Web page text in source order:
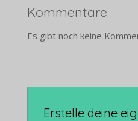
Kommentare
Es gibt noch keine
Erstelle deine